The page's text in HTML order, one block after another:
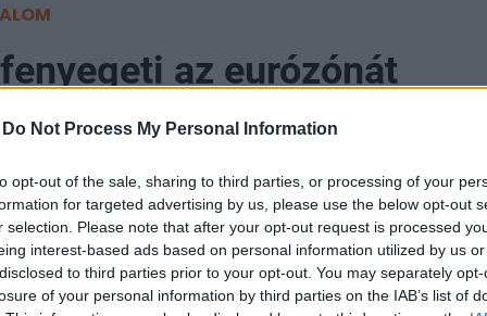
Do Not Process My Personal Information
opt-out of the sale, sharing to third parties, or processing of your
for targeted advertising by us, please use the below opt-out
selection. Please note that after your opt-out request is processed
interest-based ads based on personal information utilized by us
to third parties prior to your opt-out. You may separately
of your personal information by third parties on the IAB’s list of
az eurózónát
tartós csökkenésének kockázata fenyeget az
(EKB) megvannak a megfelelő
keddi helyzetértékelésükben londoni pénzügyi